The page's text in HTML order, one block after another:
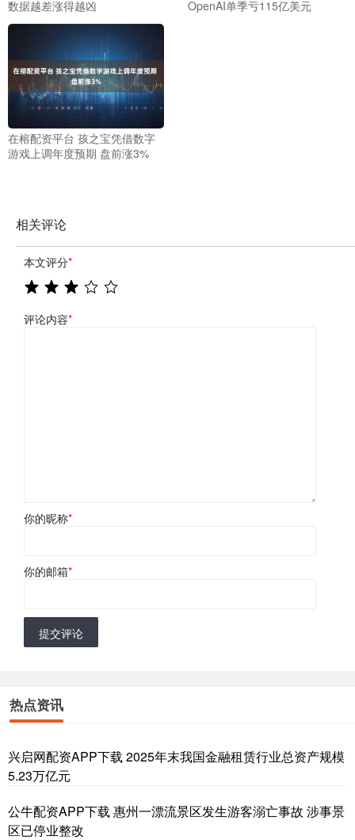
数据越差涨得越凶 OpenAI单季亏115亿美元
在榕配资平台 孩之宝凭借数字
游戏上调年度预期 盘前涨3%
相关评论
本文评分*
评论内容*
你的昵称*
你的邮箱*
提交评论
热点资讯
兴启网配资APP下载 2025年末我国金融租赁行业总资产规模
5.23万亿元
公牛配资APP下载 惠州一漂流景区发生游客溺亡事故 涉事景
区已停业整改